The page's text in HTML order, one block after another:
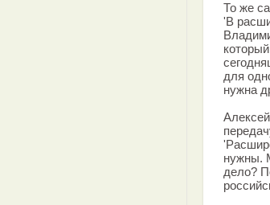
То же
'В
для
нужна
нужны.
дело?